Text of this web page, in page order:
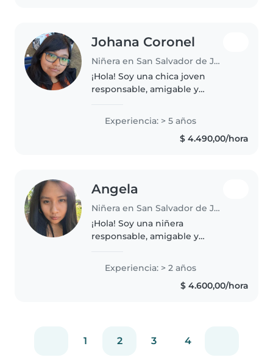
Johana Coronel
Niñera en San Salvador de Jujuy
¡Hola! Soy una chica joven
responsable, amigable y
experiencia cuidando niños en
edad preescolar y escolar. Tengo
un bachillerato en ciencias
Experiencia: > 5 años
$ 4.490,00/hora
Angela
Niñera en San Salvador de Jujuy
¡Hola! Soy una niñera
responsable, amigable y
experiencia cuidando bebés. Me
encanta leerles cuentos, hacer
manualidades y jugar. Estoy
Experiencia: > 2 años
$ 4.600,00/hora
1 2 3 4